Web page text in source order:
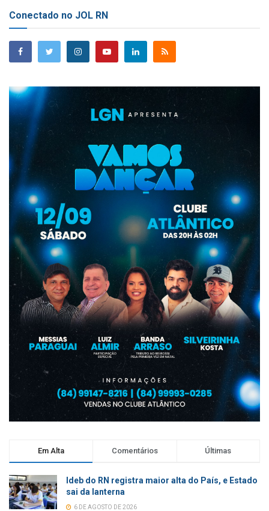
Conectado no JOL RN
Em Alta Comentários Últimas
Ideb do RN registra maior alta do País, e Estado
sai da lanterna
6 DE AGOSTO DE 2026